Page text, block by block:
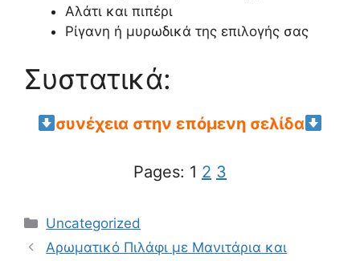
Αλάτι και πιπέρι
Ρίγανη ή μυρωδικά της επιλογής σας
Συστατικά:
συνέχεια στην επόμενη σελίδα
Pages: 1 2 3
Categories
Uncategorized
Αρωματικό Πιλάφι με Μανιτάρια και